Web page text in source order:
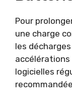
Pour
une charge
les
accélérations
logicielles